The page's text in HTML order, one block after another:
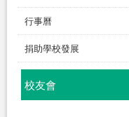
行事曆
捐助學校發展
校友會